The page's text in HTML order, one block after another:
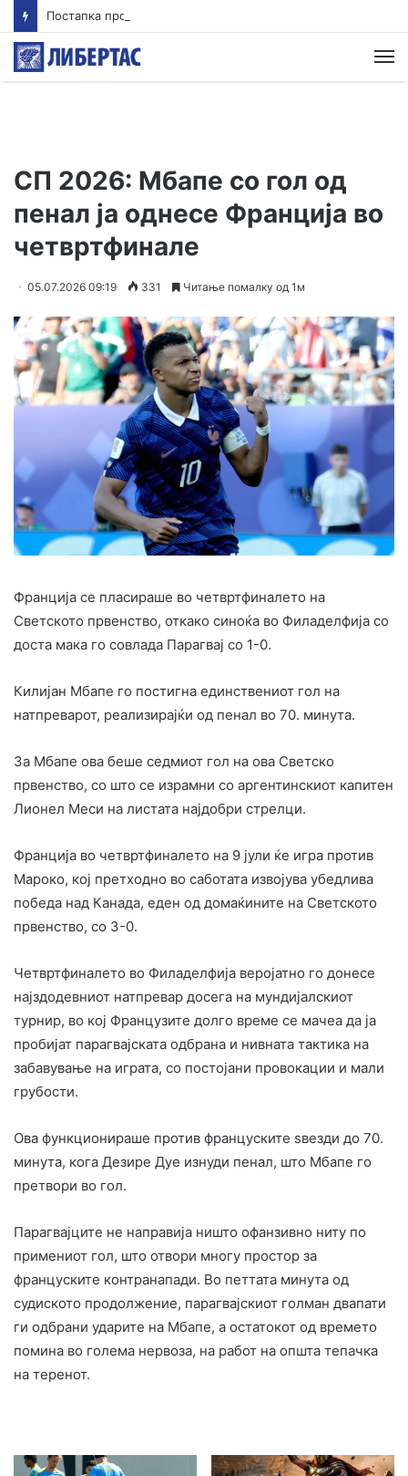
СП 2026: Мбапе со гол од
пенал ја однесе Франција во
четвртфинале
05.07.2026 09:19 331 Читање помалку од 1м
Франција се пласираше во четвртфиналето на
Светското првенство, откако синоќа во Филаделфија со
доста мака го совлада Парагвај со 1-0.
Килијан Мбапе го постигна единствениот гол на
натпреварот, реализирајќи од пенал во 70. минута.
За Мбапе ова беше седмиот гол на ова Светско
првенство, со што се израмни со аргентинскиот капитен
Лионел Меси на листата најдобри стрелци.
Франција во четвртфиналето на 9 јули ќе игра против
Мароко, кој претходно во саботата извојува убедлива
победа над Канада, еден од домаќините на Светското
првенство, со 3-0.
Четвртфиналето во Филаделфија веројатно го донесе
најздодевниот натпревар досега на мундијалскиот
турнир, во кој Французите долго време се мачеа да ја
пробијат парагвајската одбрана и нивната тактика на
забавување на играта, со постојани провокации и мали
грубости.
Ова функционираше против француските ѕвезди до 70.
минута, кога Дезире Дуе изнуди пенал, што Мбапе го
претвори во гол.
Парагвајците не направија ништо офанзивно ниту по
примениот гол, што отвори многу простор за
француските контранапади. Во петтата минута од
судиското продолжение, парагвајскиот голман двапати
ги одбрани ударите на Мбапе, а остатокот од времето
помина во голема нервоза, на работ на општа тепачка
на теренот.